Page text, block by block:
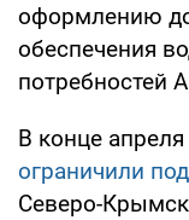
оформлению
обеспечения
потребностей
В конце
ограничили
Северо-